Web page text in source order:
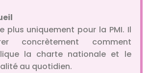
plus uniquement pour la PMI. Il
concrètement comment
la charte nationale et le
au quotidien.